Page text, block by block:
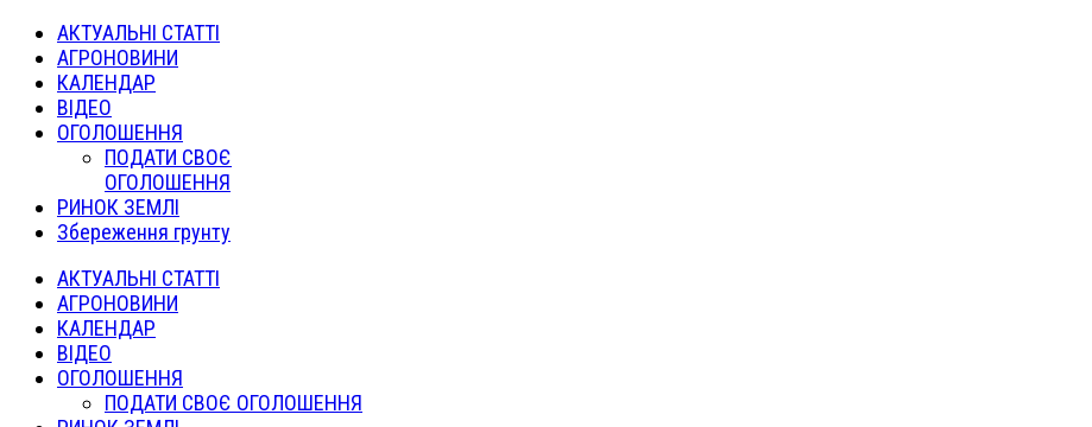
АКТУАЛЬНІ СТАТТІ
АГРОНОВИНИ
КАЛЕНДАР
ВІДЕО
ОГОЛОШЕННЯ
ПОДАТИ СВОЄ
ОГОЛОШЕННЯ
РИНОК ЗЕМЛІ
Збереження грунту
АКТУАЛЬНІ СТАТТІ
АГРОНОВИНИ
КАЛЕНДАР
ВІДЕО
ОГОЛОШЕННЯ
ПОДАТИ СВОЄ ОГОЛОШЕННЯ